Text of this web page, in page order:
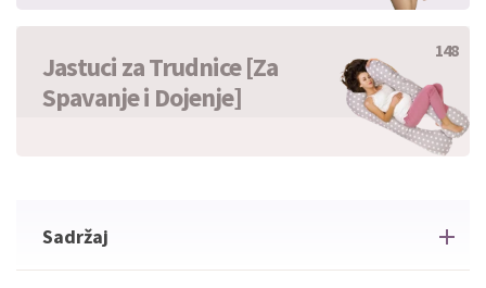
Jastuci za Trudnice [Za
Spavanje i Dojenje]
148
Sadržaj